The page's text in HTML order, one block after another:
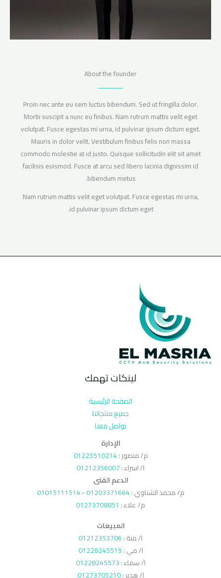
About the founder
Proin nec ante eu sem luctus bibendum. Sed ut fringilla dolor.
Morbi suscipit a nunc eu finibus. Nam rutrum mattis velit eget
volutpat. Fusce egestas mi urna, id pulvinar ipsum dictum eget.
Mauris in dolor velit. Vestibulum finibus felis non massa
commodo molestie at id justo. Quisque sollicitudin elit sit amet
facilisis euismod. Fusce at arcu sed libero lacinia dignissim id
bibendum metus.
Nam rutrum mattis velit eget volutpat. Fusce egestas mi urna,
id pulvinar ipsum dictum eget.
لينكات تهمك
الصفحة الرئيسية
جميع منتجاتنا
تواصل معنا
الإدارة
م/ منصور :01225510214
ا/ اسراء :01212356007
الدعم الفنى
م/ محمد الشناوي :01203371664
-
01015111514
م/ علاء : 01273708851
المبيعات
ا/ منة :01212353706
ا/ مي :01228245519
ا/ سماء :01228245573
ا/ هدير :01273705210